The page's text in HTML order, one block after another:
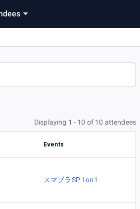
Displaying 1 - 10 of 10 attendees
Events
スマブラSP 1on1